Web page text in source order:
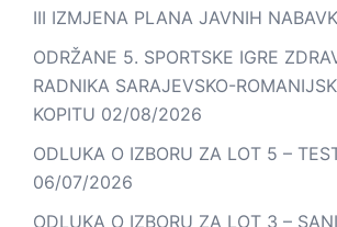
III IZMJENA PLANA JAVNIH
ODRŽANE 5. SPORTSKE IGRE
RADNIKA SARAJEVSKO-
KOPITU 02/08/2026
ODLUKA O IZBORU ZA LOT 5 –
06/07/2026
ODLUKA O IZBORU ZA LOT 3 –